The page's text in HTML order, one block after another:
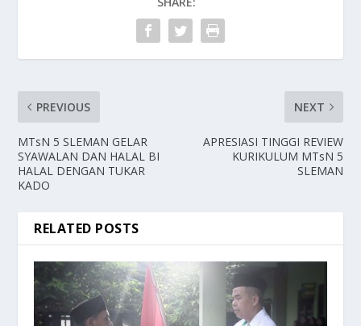
PREVIOUS
MTsN 5 SLEMAN GELAR
SYAWALAN DAN HALAL BI
HALAL DENGAN TUKAR
KADO
NEXT
APRESIASI TINGGI REVIEW
KURIKULUM MTsN 5
SLEMAN
RELATED POSTS